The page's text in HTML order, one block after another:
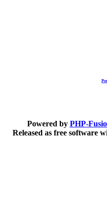
Powered by PHP-
Released as free software